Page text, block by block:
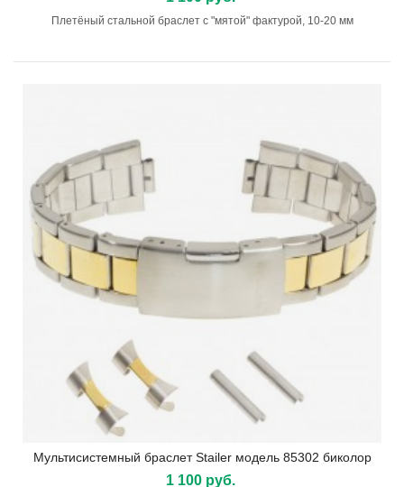
Плетёный стальной браслет с "мятой" фактурой, 10-20 мм
Мультисистемный браслет Stailer модель 85302 биколор
1 100 руб.